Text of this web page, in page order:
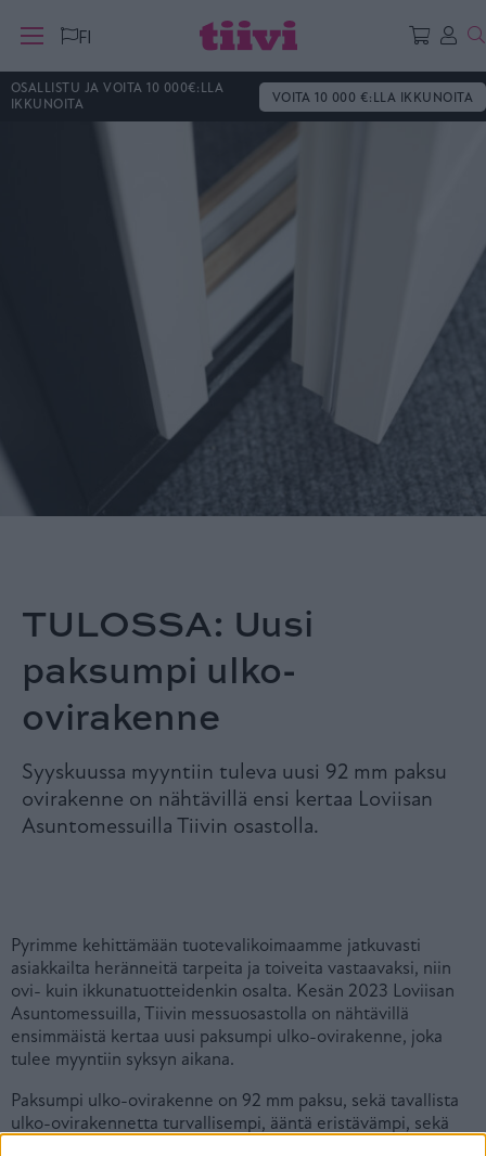
FI
OSALLISTU JA VOITA 10 000€:LLA
IKKUNOITA
VOITA 10 000 €:LLA IKKUNOITA
TULOSSA: Uusi
paksumpi ulko-
ovirakenne
Syyskuussa myyntiin tuleva uusi 92 mm paksu
ovirakenne on nähtävillä ensi kertaa Loviisan
Asuntomessuilla Tiivin osastolla.
Pyrimme kehittämään tuotevalikoimaamme jatkuvasti
asiakkailta heränneitä tarpeita ja toiveita vastaavaksi, niin
ovi- kuin ikkunatuotteidenkin osalta. Kesän 2023 Loviisan
Asuntomessuilla, Tiivin messuosastolla on nähtävillä
ensimmäistä kertaa uusi paksumpi ulko-ovirakenne, joka
tulee myyntiin syksyn aikana.
Paksumpi ulko-ovirakenne on 92 mm paksu, sekä tavallista
ulko-ovirakennetta turvallisempi, ääntä eristävämpi, sekä